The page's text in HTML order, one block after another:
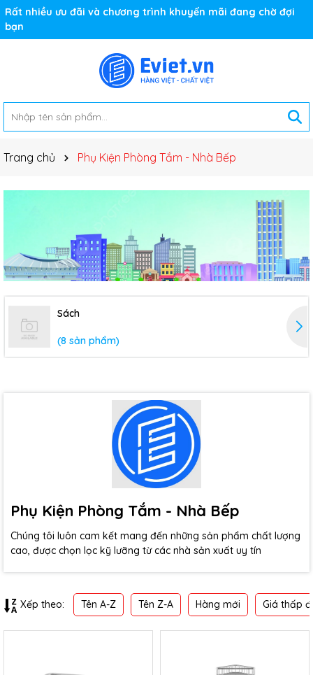
Rất nhiều ưu đãi và chương trình khuyến mãi đang chờ đợi
bạn
Trang chủ Phụ Kiện Phòng Tắm - Nhà Bếp
Sách
(8 sản phẩm)
Phụ Kiện Phòng Tắm - Nhà Bếp
Chúng tôi luôn cam kết mang đến những sản phẩm chất lượng
cao, được chọn lọc kỹ lưỡng từ các nhà sản xuất uy tín
Xếp theo: Tên A-Z Tên Z-A Hàng mới Giá thấp